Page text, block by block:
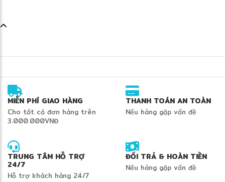
MIỄN PHÍ GIAO HÀNG
Cho tất cả đơn hàng trên
3.000.000VNĐ
THANH TOÁN AN TOÀN
Nếu hàng gặp vấn đề
TRUNG TÂM HỖ TRỢ
24/7
Hỗ trợ khách hàng 24/7
ĐỔI TRẢ & HOÀN TIỀN
Nếu hàng gặp vấn đề